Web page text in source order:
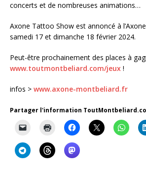
concerts et de nombreuses animations…
Axone Tattoo Show est annoncé à
samedi 17 et dimanche 18 février 2024.
Peut-être prochainement des places à
www.toutmontbeliard.com/jeux !
infos > www.axone-montbeliard.fr
Partager l'information